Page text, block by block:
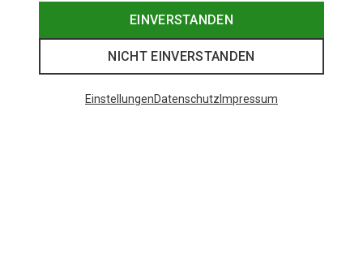
EINVERSTANDEN
NICHT EINVERSTANDEN
EinstellungenDatenschutz Impressum